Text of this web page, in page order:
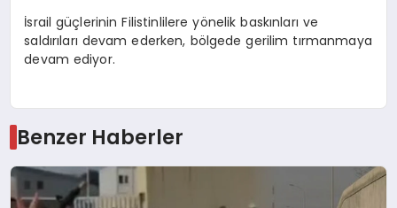
İsrail güçlerinin Filistinlilere yönelik baskınları ve
saldırıları devam ederken, bölgede gerilim tırmanmaya
devam ediyor.
Benzer Haberler